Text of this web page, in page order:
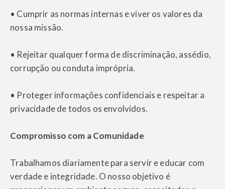
• Cumprir as normas internas e viver os valores da
nossa missão.
• Rejeitar qualquer forma de discriminação, assédio,
corrupção ou conduta imprópria.
• Proteger informações confidenciais e respeitar a
privacidade de todos os envolvidos.
Compromisso com a Comunidade
Trabalhamos diariamente para servir e educar com
verdade e integridade. O nosso objetivo é